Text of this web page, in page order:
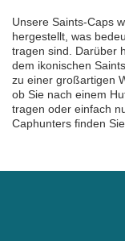
Unsere Saints-Caps
hergestellt, was
tragen sind. Darüber
dem ikonischen
zu einer großartigen
ob Sie nach einem
tragen oder einfach
Caphunters finden